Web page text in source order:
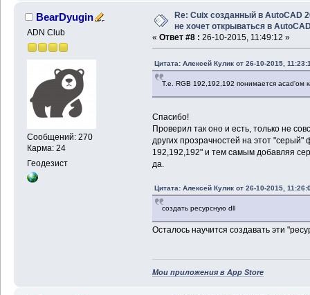
BearDyugin
ADN Club
Сообщений: 270
Карма: 24
Геодезист
Re: Cuix созданный в AutoCAD
не хочет открываться в
« Ответ #8 : 26-10-2015, 11:49:12 »
Цитата: Алексей Кулик от 26-10-2015,
Т.е. RGB 192,192,192 понимается acad'ом
Спасибо!
Проверил так оно и есть, только не
других прозрачностей на этот
192,192,192" и тем самым добавляя
да.
Цитата: Алексей Кулик от 26-10-2015,
создать ресурсную dll
Осталось научится создавать эти
Мои приложения в App Store